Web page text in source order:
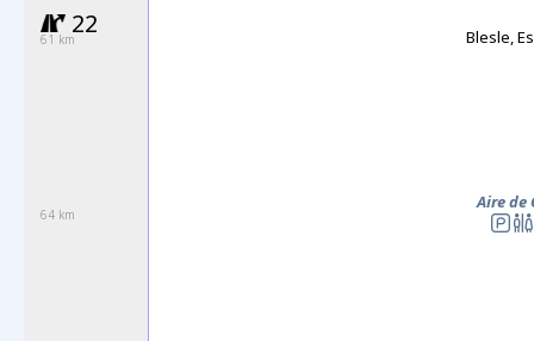
22
61 km Blesle,
64 km
Aire de